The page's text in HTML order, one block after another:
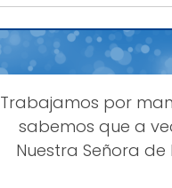
Trabajamos por
sabemos que a
Nuestra Señora